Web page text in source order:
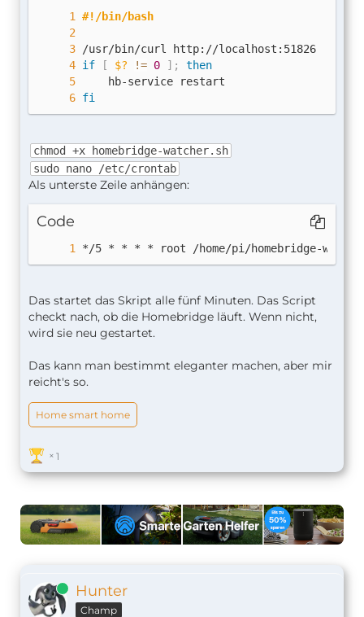
#!/bin/bash
/usr/bin/curl http://localhost:51826
if
[ $? != 0 ] ;
then
    hb-service restart
fi
chmod +x homebridge-watcher.sh
sudo nano /etc/crontab
Als unterste Zeile anhängen:
Code
*/5 * * * * root /home/pi/homebridge-
Das startet das Skript alle fünf Minuten. Das Script
checkt nach, ob die Homebridge läuft. Wenn nicht,
wird sie neu gestartet.
Das kann man bestimmt eleganter machen, aber mir
reicht's so.
Home smart home
1
Online Hunter
Champ